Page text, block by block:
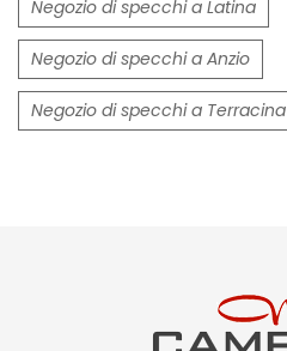
Negozio di specchi a Latina
Negozio di specchi a Anzio
Negozio di specchi a Terracina